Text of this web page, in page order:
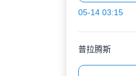
05-14 03:15
普拉腾斯